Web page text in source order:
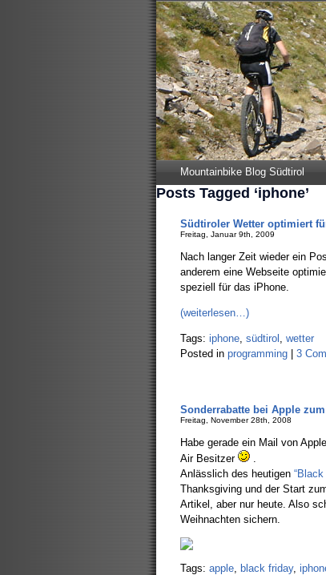
Mountainbike Blog Südtirol
Posts Tagged ‘iphone’
Südtiroler Wetter optimiert
Freitag, Januar 9th, 2009
Nach langer Zeit wieder ein
anderem eine Webseite
speziell für das iPhone.
(weiterlesen…)
Tags: iphone, südtirol , wetter
Posted in programming| 3
Sonderrabatte bei Apple
Freitag, November 28th, 2008
Habe gerade ein Mail von
Air Besitzer
.
Anlässlich des heutigen “Black
Thanksgiving und der Start
Artikel, aber nur heute. Also
Weihnachten sichern.
Tags: apple, black friday,